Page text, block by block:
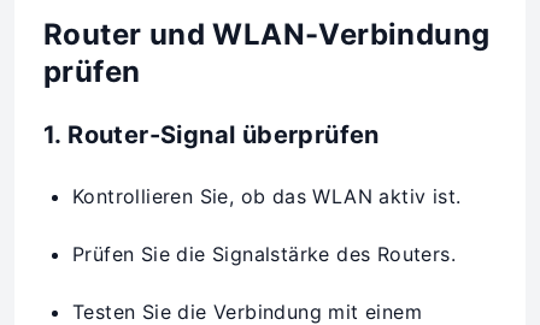
Router und WLAN-Verbindung
prüfen
1. Router-Signal überprüfen
Kontrollieren Sie, ob das WLAN aktiv ist.
Prüfen Sie die Signalstärke des Routers.
Testen Sie die Verbindung mit einem